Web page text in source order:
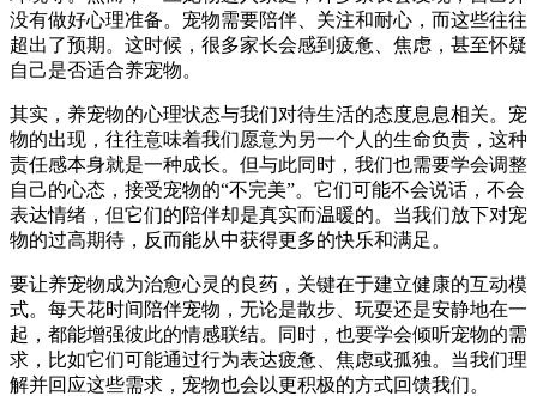
没有做好心理准备。宠物需要陪伴、关注和耐心，而这些往往
超出了预期。这时候，很多家长会感到疲惫、焦虑，甚至怀疑
自己是否适合养宠物。
其实，养宠物的心理状态与我们对待生活的态度息息相关。宠
物的出现，往往意味着我们愿意为另一个人的生命负责，这种
责任感本身就是一种成长。但与此同时，我们也需要学会调整
自己的心态，接受宠物的“不完美”。它们可能不会说话，不会
表达情绪，但它们的陪伴却是真实而温暖的。当我们放下对宠
物的过高期待，反而能从中获得更多的快乐和满足。
要让养宠物成为治愈心灵的良药，关键在于建立健康的互动模
式。每天花时间陪伴宠物，无论是散步、玩耍还是安静地在一
起，都能增强彼此的情感联结。同时，也要学会倾听宠物的需
求，比如它们可能通过行为表达疲惫、焦虑或孤独。当我们理
解并回应这些需求，宠物也会以更积极的方式回馈我们。